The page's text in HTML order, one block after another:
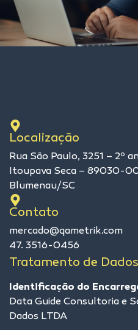
Localização
Rua São Paulo, 3251 – 2º
Itoupava Seca – 89030-
Blumenau/SC
Contato
mercado@qametrik.com
47. 3516-0456
Tratamento de
Identificação do
Data Guide Consultoria e
Dados LTDA